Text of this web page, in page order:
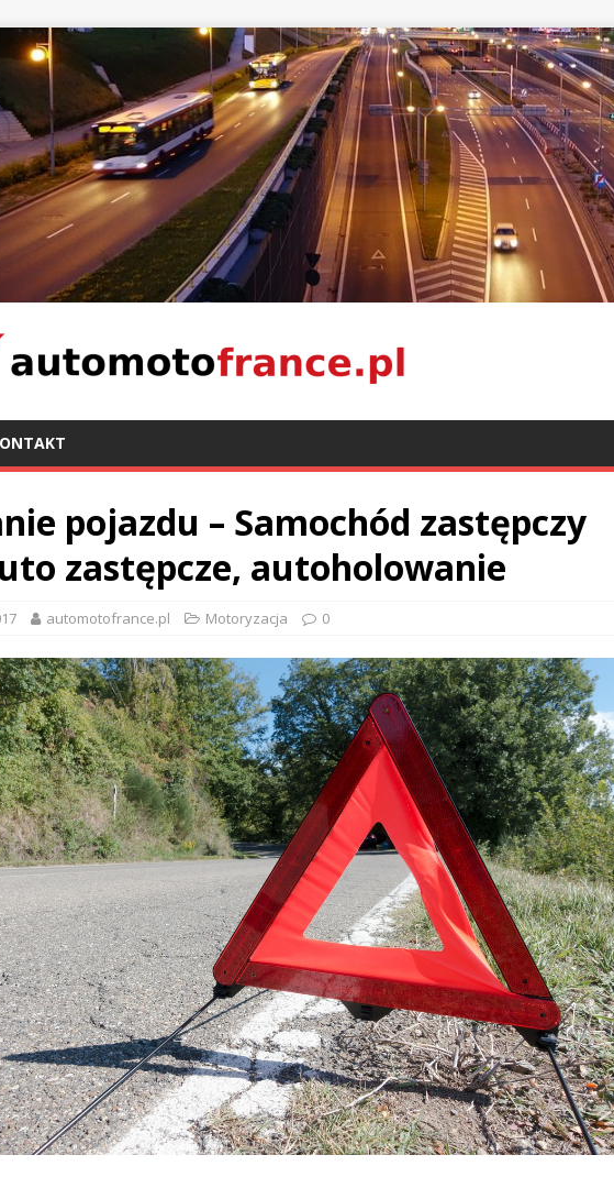
pojazdu – Samochód zastępczy
zastępcze, autoholowanie
automotofrance.pl Motoryzacja 0